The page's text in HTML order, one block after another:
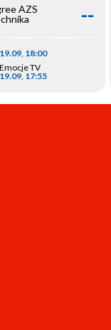
AZS
--
19.09, 18:00
Emocje TV
19.09, 17:55